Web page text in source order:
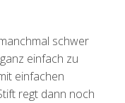
schwer
einfach zu
einfachen
regt dann noch